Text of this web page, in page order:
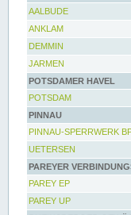
AALBUDE
ANKLAM
DEMMIN
JARMEN
POTSDAMER HAVEL
POTSDAM
PINNAU
PINNAU-SPERRWERK
UETERSEN
PAREYER
PAREY EP
PAREY UP